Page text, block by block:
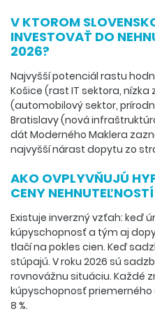
V KTOROM
INVESTOVAŤ DO
2026?
Najvyšší potenciál rastu
Košice (rast IT sektora, nízka
(automobilový sektor,
Bratislavy (nová
dát Moderného Maklera
najvyšší nárast dopytu zo
AKO OVPLYVŇUJÚ
CENY
Existuje inverzný vzťah: keď
kúpyschopnosť a tým aj
tlačí na pokles cien. Keď
stúpajú. V roku 2026 sú
rovnovážnu situáciu. Každé
kúpyschopnosť priemerného
8 %.